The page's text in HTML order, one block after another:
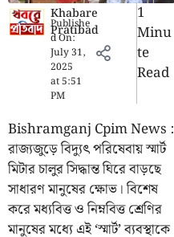
Khabare
Pratibad
Publishe
d On:
July 31,
2025
at5:51
PM
1
Minu
Te
Read
Bishramganj Cpim News :
রাজ্যজুড়ে বিদ্যুৎ পরিষেবায় স্মার্ট
মিটার চালুর সিদ্ধান্ত ঘিরে বাড়ছে
সাধারণ মানুষের ক্ষোভ। বিশেষ
করে মধ্যবিত্ত ও নিম্নবিত্ত শ্রেণির
মানুষের মধ্যে এই ‘স্মার্ট’ ব্যবস্থাকে